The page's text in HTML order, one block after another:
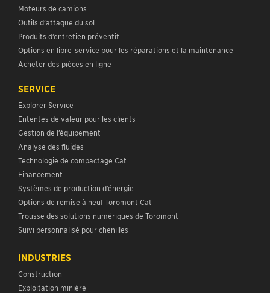
Moteurs de camions
Outils d’attaque du sol
Produits d’entretien préventif
Options en libre-service pour les réparations et la maintenance
Acheter des pièces en ligne
SERVICE
Explorer Service
Ententes de valeur pour les clients
Gestion de l’équipement
Analyse des fluides
Technologie de compactage Cat
Financement
Systèmes de production d’énergie
Options de remise à neuf Toromont Cat
Trousse des solutions numériques de Toromont
Suivi personnalisé pour chenilles
INDUSTRIES
Construction
Exploitation minière